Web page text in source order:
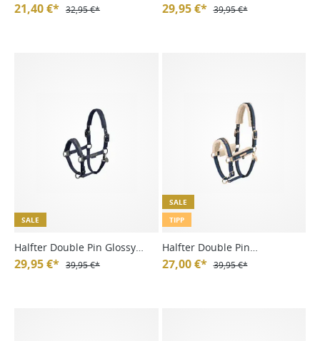
FS24
21,40 €* 32,95 €*
Faucfur Platinum HW24
29,95 €* 39,95 €*
SALE
Halfter Double Pin Glossy
Crystal Platinum HW24
29,95 €* 39,95 €*
SALE
TIPP
Halfter Double Pin
Teddyfleece Heritage 24/25
27,00 €* 39,95 €*